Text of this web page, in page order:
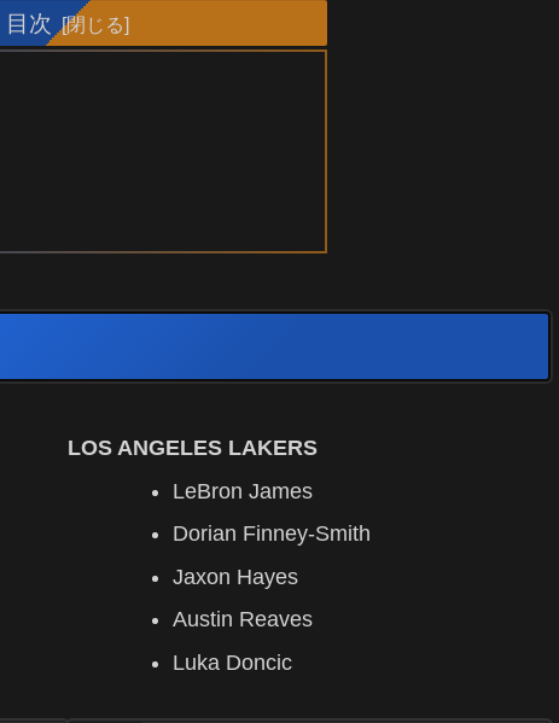
目次
LOS ANGELES LAKERS
LeBron James
Dorian Finney-Smith
Jaxon Hayes
Austin Reaves
Luka Doncic